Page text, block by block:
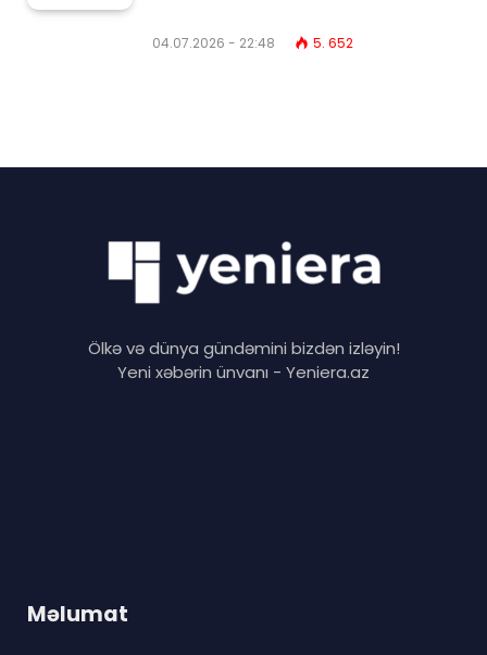
04.07.2026 - 22:48 5. 652
Ölkə və dünya gündəmini bizdən izləyin!
Yeni xəbərin ünvanı - Yeniera.az
Məlumat